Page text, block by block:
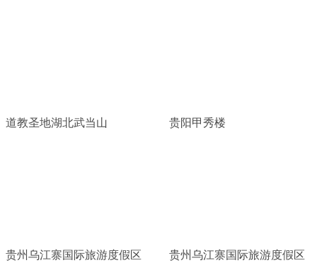
道教圣地湖北武当山 贵阳甲秀楼
贵州乌江寨国际旅游度假区 贵州乌江寨国际旅游度假区